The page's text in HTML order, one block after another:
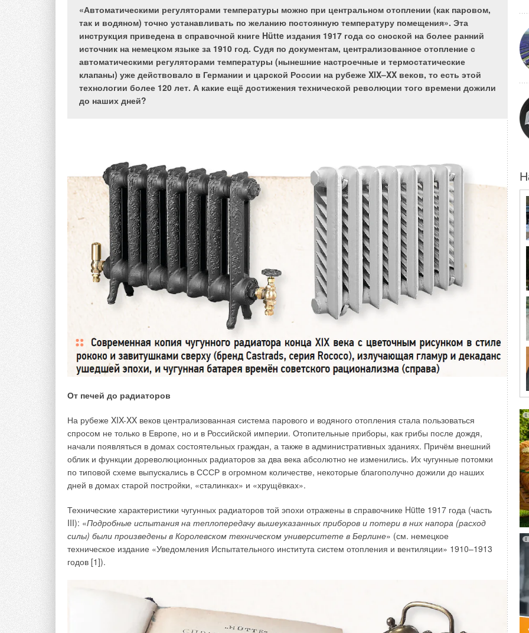
«Автоматическими регуляторами температуры можно при центральном отоплении (как паровом,
так и водяном) точно устанавливать по желанию постоянную температуру помещения». Эта
инструкция приведена в справочной книге Hütte издания 1917 года со сноской на более ранний
источник на немецком языке за 1910 год. Судя по документам, централизованное отопление с
автоматическими регуляторами температуры (нынешние настроечные и термостатические
клапаны) уже действовало в Германии и царской России на рубеже XIX–XX веков, то есть этой
технологии более 120 лет. А какие ещё достижения технической революции того времени дожили
до наших дней?
От печей до радиаторов
На рубеже XIX-XX веков централизованная система парового и водяного отопления стала пользоваться
спросом не только в Европе, но и в Российской империи. Отопительные приборы, как грибы после дождя,
начали появляться в домах состоятельных граждан, а также в административных зданиях. Причём внешний
облик и функции дореволюционных радиаторов за два века абсолютно не изменились. Их чугунные потомки
по типовой схеме выпускались в СССР в огромном количестве, некоторые благополучно дожили до наших
дней в домах старой постройки, «сталинках» и «хрущёвках».
Технические характеристики чугунных радиаторов той эпохи отражены в справочнике Hütte 1917 года (часть
III): «Подробные испытания на теплопередачу вышеуказанных приборов и потери в них напора (расход
силы) были произведены в Королевском техническом университете в Берлине» (см. немецкое
техническое издание «Уведомления Испытательного института систем отопления и вентиляции» 1910–1913
годов [1]).
Системы отопления в домах потихоньку приходят в негодность: где-то заканчивается срок службы котла,
заявленный производителем, где-то оборудование просто морально устарело. Вместе с котлом
изнашивается и отопительная система в целом. Однако не всегда при смене котла систему отопления
получается восстановить до её «первозданного» вида. Здесь мы сталкиваемся с тем, что при замене котлов
есть разнообразные ограничения.
Большинство новых энергоэффективных котлов имеют высокие требования к качеству теплоносителя
и чистоте в системе отопления. В этих случаях не всегда возможно использовать конденсационные котлы.
большой мощности были атмосферными и подключались к вертикальным дымоходам или дымовым
каналам, которые со временем также пришли в негодность. Переделка систем отопления и дымоходов
не всегда может ограничиться простым косметическим ремонтом в доме. Часто реставрация дымоходов
осуществляется при помощи гильзования дымохода, что приводит к его заужению и в дальнейшем
накладывает ограничения на мощность котла — мощность уменьшается.
На сегодняшний день французская компанияFrisquet, лидер рынка отопительного оборудования Франции,
готова предложить альтернативное решение и для таких случаев. С 2022 года французский производитель
ввёл в ассортиментную линейку турбированные котлы мощностью 45 кВт (настенные и напольные). Эти
котлы могут подключаться как к раздельной системе дымоудаления диаметром 80 мм, так и к коаксиальным
дымоходам 125/80 мм. Вариант такой замены в значительной степени сокращает затраты на реновацию
и позволяет широко использовать данные модели как в старых системах, так и в новых.
Компания Frisquet не отходит от своих традиций и по-прежнему во всей ассортиментной линейке своих
условиях эксплуатации. Двадцатилетний срок службы, заявленный производителем, позволяет клиенту
надолго забыть о проблемах теплоснабжения своего дома.